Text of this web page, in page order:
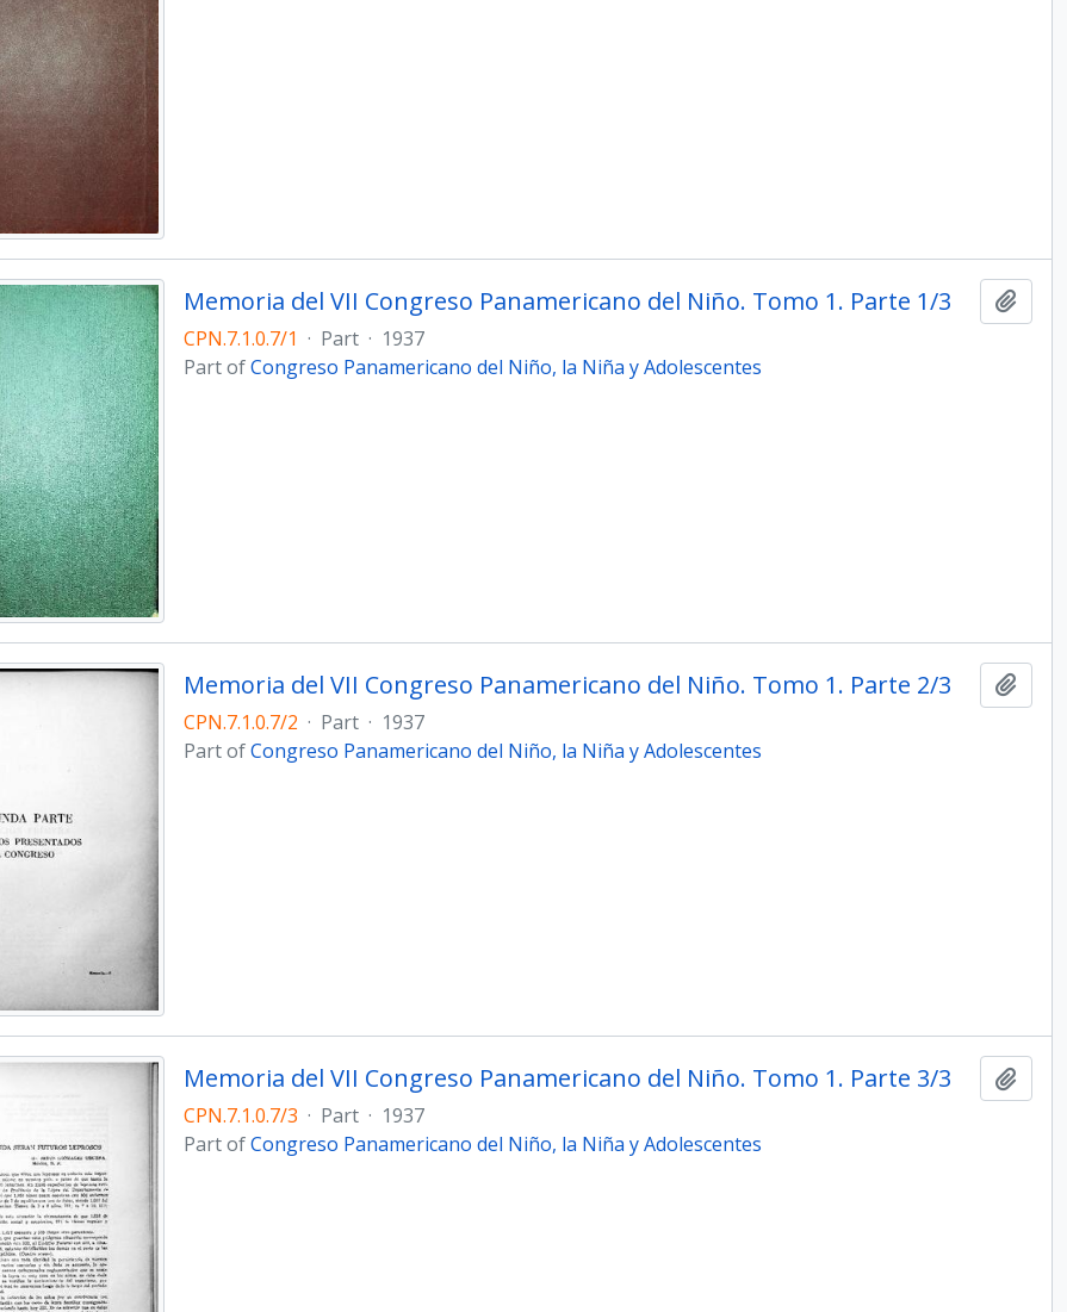
Memoria del VII Congreso Panamericano del Niño. Tomo 1. Parte 1/3
CPN.7.1.0.7/1 · Part · 1937
Part ofCongreso Panamericano del Niño, la Niña y Adolescentes
Memoria del VII Congreso Panamericano del Niño. Tomo 1. Parte 2/3
CPN.7.1.0.7/2 · Part · 1937
Part ofCongreso Panamericano del Niño, la Niña y Adolescentes
Memoria del VII Congreso Panamericano del Niño. Tomo 1. Parte 3/3
CPN.7.1.0.7/3 · Part · 1937
Part ofCongreso Panamericano del Niño, la Niña y Adolescentes